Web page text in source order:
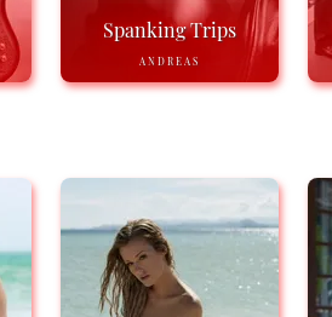
Spanking Trips
ANDREAS